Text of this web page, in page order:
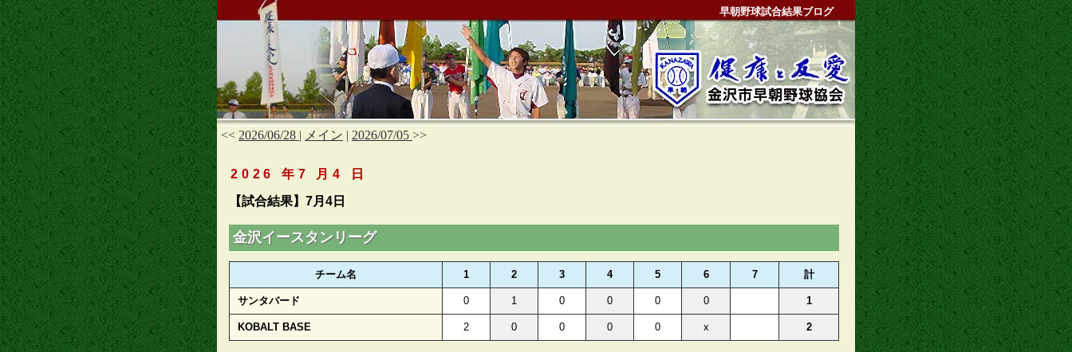
早朝野球試合結果ブログ
<< 2026/06/28 | メイン | 2026/07/05 >>
2026 年7 月4 日
【試合結果】7月4日
金沢イースタンリーグ
チーム名 1 2 3 4 5 6 7 計
サンタバード 0 1 0 0 0 0 1
KOBALT BASE 2 0 0 0 0 x 2